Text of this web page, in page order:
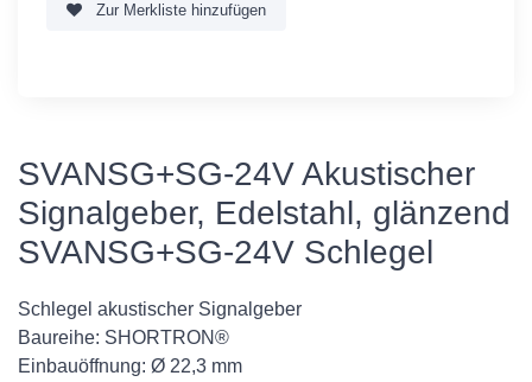
Zur Merkliste hinzufügen
SVANSG+SG-24V Akustischer
Signalgeber, Edelstahl, glänzend
SVANSG+SG-24V Schlegel
Schlegel akustischer Signalgeber
Baureihe: SHORTRON®
Einbauöffnung: Ø 22,3 mm